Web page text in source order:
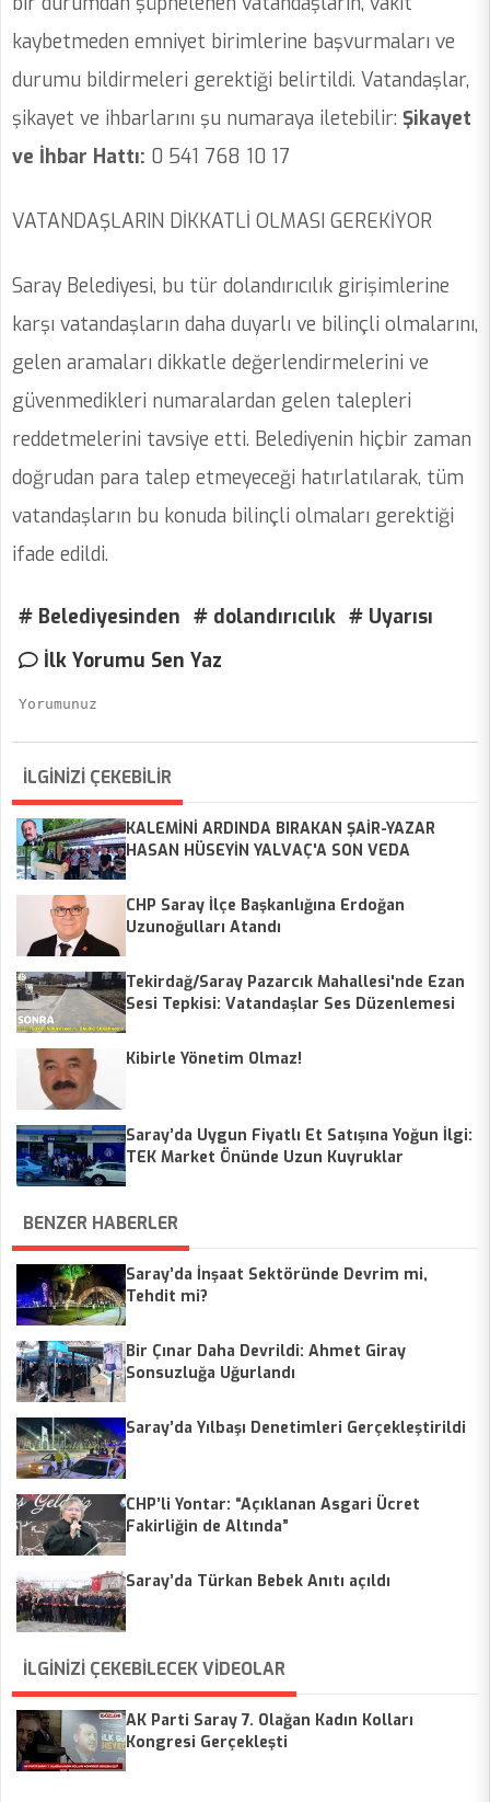
kaybetmeden emniyet birimlerine başvurmaları ve
durumu bildirmeleri gerektiği belirtildi. Vatandaşlar,
şikayet ve ihbarlarını şu numaraya iletebilir: Şikayet
ve İhbar Hattı: 0 541 768 10 17
VATANDAŞLARIN DİKKATLİ OLMASI GEREKİYOR
Saray Belediyesi, bu tür dolandırıcılık girişimlerine
karşı vatandaşların daha duyarlı ve bilinçli olmalarını,
gelen aramaları dikkatle değerlendirmelerini ve
güvenmedikleri numaralardan gelen talepleri
reddetmelerini tavsiye etti. Belediyenin hiçbir zaman
doğrudan para talep etmeyeceği hatırlatılarak, tüm
vatandaşların bu konuda bilinçli olmaları gerektiği
ifade edildi.
# Belediyesinden # dolandırıcılık # Uyarısı
İlk Yorumu Sen Yaz
İLGİNİZİ ÇEKEBİLİR
KALEMİNİ ARDINDA BIRAKAN ŞAİR-YAZAR
HASAN HÜSEYİN YALVAÇ'A SON VEDA
CHP Saray İlçe Başkanlığına Erdoğan
Uzunoğulları Atandı
Tekirdağ/Saray Pazarcık Mahallesi'nde Ezan
Sesi Tepkisi: Vatandaşlar Ses Düzenlemesi
Kibirle Yönetim Olmaz!
Saray’da Uygun Fiyatlı Et Satışına Yoğun İlgi:
TEK Market Önünde Uzun Kuyruklar
BENZER HABERLER
Saray’da İnşaat Sektöründe Devrim mi,
Tehdit mi?
Bir Çınar Daha Devrildi: Ahmet Giray
Sonsuzluğa Uğurlandı
Saray’da Yılbaşı Denetimleri Gerçekleştirildi
CHP’li Yontar: “Açıklanan Asgari Ücret
Fakirliğin de Altında”
Saray’da Türkan Bebek Anıtı açıldı
İLGİNİZİ ÇEKEBİLECEK VİDEOLAR
AK Parti Saray 7. Olağan Kadın Kolları
Kongresi Gerçekleşti